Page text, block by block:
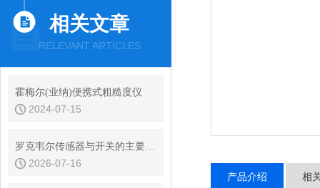
相关文章
RELEVANT ARTICLES
霍梅尔(业纳)便携式粗糙度仪
2024-07-15
罗克韦尔传感器与开关的主要型号有哪些
2026-07-16
产品介绍 相